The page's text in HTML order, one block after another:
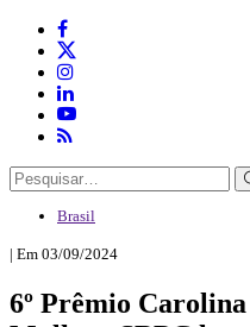
Brasil
| Em 03/09/2024
6º Prêmio